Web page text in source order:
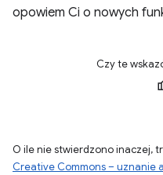
opowiem Ci o nowych
Czy te
O ile nie stwierdzono inaczej,
Creative Commons – uznanie